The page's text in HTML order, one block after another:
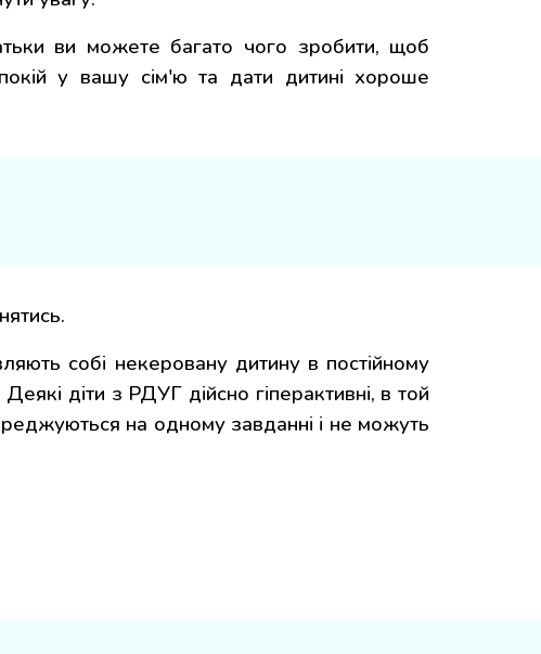
ви можете багато чого зробити, щоб
у вашу сім'ю та дати дитині хороше
собі некеровану дитину в постійному
діти з РДУГ дійсно гіперактивні, в той
на одному завданні і не можуть